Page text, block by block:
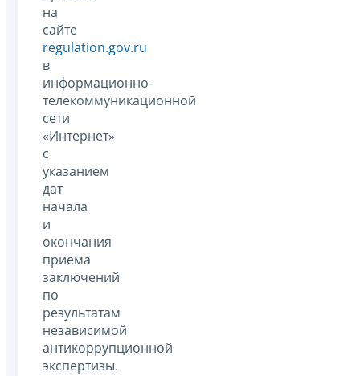
на
сайте
regulation.gov.ru
в
информационно-
телекоммуникационной
сети
«Интернет»
с
указанием
дат
начала
и
окончания
приема
заключений
по
результатам
независимой
антикоррупционной
экспертизы.